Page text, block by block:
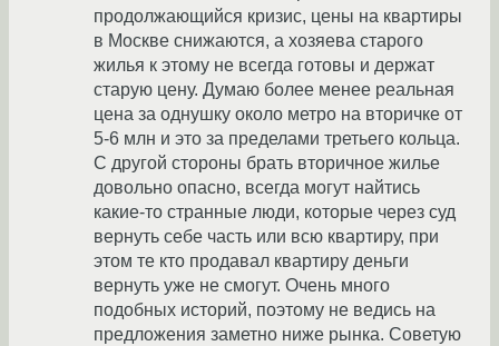
продолжающийся кризис, цены на квартиры
в Москве снижаются, а хозяева старого
жилья к этому не всегда готовы и держат
старую цену. Думаю более менее реальная
цена за однушку около метро на вторичке от
5-6 млн и это за пределами третьего кольца.
С другой стороны брать вторичное жилье
довольно опасно, всегда могут найтись
какие-то странные люди, которые через суд
вернуть себе часть или всю квартиру, при
этом те кто продавал квартиру деньги
вернуть уже не смогут. Очень много
подобных историй, поэтому не ведись на
предложения заметно ниже рынка. Советую